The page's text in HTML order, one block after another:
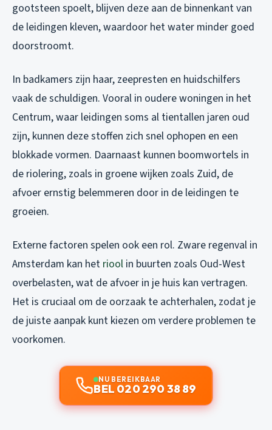
gootsteen spoelt, blijven deze aan de binnenkant van
de leidingen kleven, waardoor het water minder goed
doorstroomt.
In badkamers zijn haar, zeepresten en huidschilfers
vaak de schuldigen. Vooral in oudere woningen in het
Centrum, waar leidingen soms al tientallen jaren oud
zijn, kunnen deze stoffen zich snel ophopen en een
blokkade vormen. Daarnaast kunnen boomwortels in
de riolering, zoals in groene wijken zoals Zuid, de
afvoer ernstig belemmeren door in de leidingen te
groeien.
Externe factoren spelen ook een rol. Zware regenval in
Amsterdam kan het riool in buurten zoals Oud-West
overbelasten, wat de afvoer in je huis kan vertragen.
Het is cruciaal om de oorzaak te achterhalen, zodat je
de juiste aanpak kunt kiezen om verdere problemen te
voorkomen.
NU BEREIKBAAR
BEL 020 290 38 89